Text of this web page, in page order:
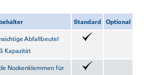
Standard Optional
Abfallbeutel
Kapazität
Nockenklemmen für